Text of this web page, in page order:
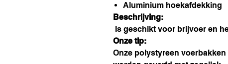
Aluminium hoekafdekking
Beschrijving:
Is geschikt voor brijvoer en
Onze tip:
Onze polystyreen